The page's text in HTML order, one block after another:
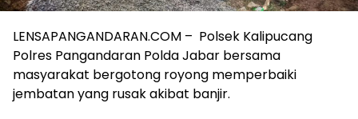
LENSAPANGANDARAN.COM – Polsek Kalipucang
Polres Pangandaran Polda Jabar bersama
masyarakat bergotong royong memperbaiki
jembatan yang rusak akibat banjir.